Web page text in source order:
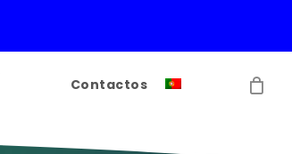
Contactos